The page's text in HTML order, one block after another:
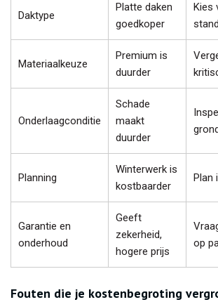
Daktype
Platte daken
goedkoper
Kies
Materiaalkeuze
Premium is
duurder
Onderlaagconditie
Schade
maakt
duurder
Planning
Winterwerk is
kostbaarder
Plan
Garantie en
onderhoud
Geeft
zekerheid,
hogere prijs
op
Fouten die je kostenbegroting